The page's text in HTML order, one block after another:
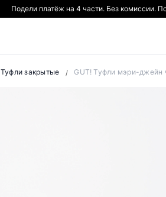
Подели платёж на 4 части. Без комиссии.
Туфли закрытые GUT! Туфли мэри-джейн